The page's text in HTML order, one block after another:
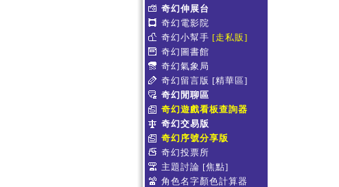
奇幻伸展台
奇幻電影院
奇幻小幫手 [走私販]
奇幻圖書館
奇幻氣象局
奇幻留言版 [精華區]
奇幻閒聊區
奇幻遊戲看板查詢器
奇幻交易版
奇幻序號分享版
奇幻投票所
主題討論 [焦點]
角色名字顏色計算器